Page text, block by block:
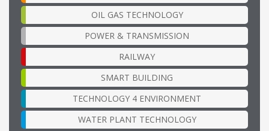
OIL GAS TECHNOLOGY
POWER & TRANSMISSION
RAILWAY
SMART BUILDING
TECHNOLOGY 4 ENVIRONMENT
WATER PLANT TECHNOLOGY